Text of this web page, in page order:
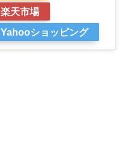
楽天市場
Yahooショッピング